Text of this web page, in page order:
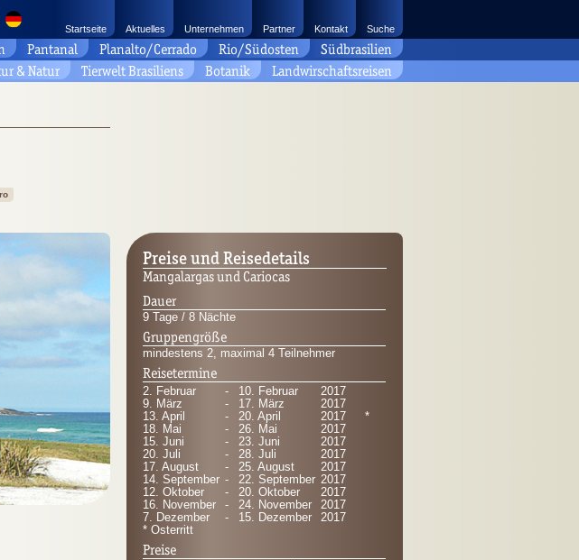
Startseite Aktuelles Unternehmen Partner Kontakt Suche
Pantanal Planalto/Cerrado Rio/Südosten
Südbrasilien
& Natur Tierwelt Brasiliens Botanik Landwirschaftsreisen
Preise und Reisedetails
Mangalargas und Cariocas
Dauer
9 Tage / 8 Nächte
Gruppengröße
mindestens 2, maximal 4 Teilnehmer
Reisetermine
2. Februar - 10. Februar
2017
9. März
- 17. März
2017
13. April
- 20. April 2017
*
18. Mai
- 26. Mai
2017
15. Juni
- 23. Juni
2017
20. Juli
- 28. Juli
2017
17. August
- 25. August
2017
14. September - 22. September 2017
12. Oktober
- 20. Oktober
2017
16. November
- 24. November
2017
7. Dezember
- 15. Dezember
2017
* Osterritt
Preise